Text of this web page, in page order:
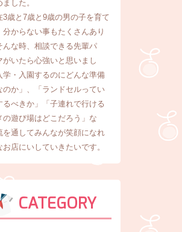
した。
3歳と7歳と9歳の男の子を育て
分からない事もたくさんあり
んな時、相談できる先輩パ
がいたら心強いと思いまし
学・入園するのにどんな準備
のか」、「ランドセルってい
るべきか」「子連れで行ける
の遊び場はどこだろう」な
を通してみんなが笑顔になれ
お店にいしていきたいです。
CATEGORY